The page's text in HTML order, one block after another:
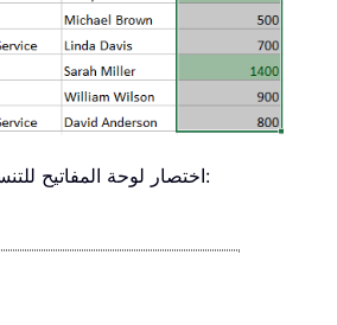
اختصار لوحة المفاتيح للتنسيق في التحليل السريع: